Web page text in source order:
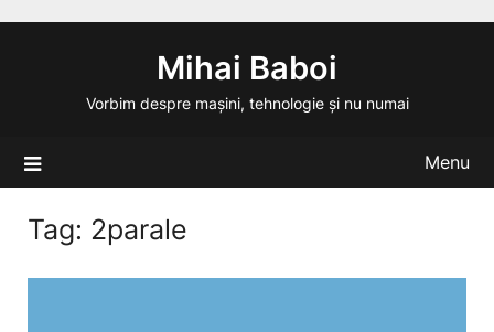
Mihai Baboi
Vorbim despre mașini, tehnologie și nu numai
Menu
Tag: 2parale